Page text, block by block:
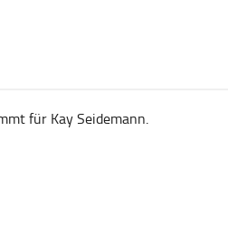
für Kay Seidemann.